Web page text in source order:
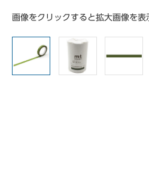
画像をクリックすると拡大画像を表